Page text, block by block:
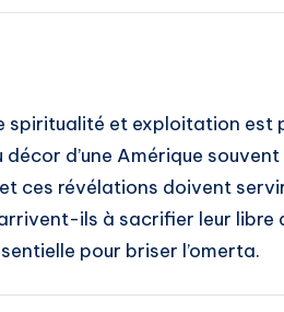
spiritualité et exploitation est
décor d’une Amérique
ces révélations doivent
ils à sacrifier leur libre
pour briser l’omerta.